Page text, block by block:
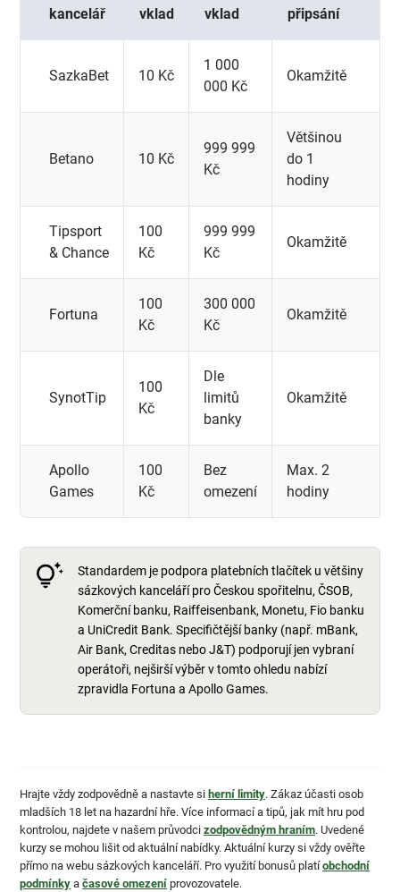
kancelář
vklad
vklad
připsání
SazkaBet 10 Kč
1 000
000 Kč
Okamžitě
Betano 10 Kč
999 999
Kč
Většinou
do 1
hodiny
Tipsport
& Chance
100
Kč
999 999
Kč
Okamžitě
Fortuna
100
Kč
300 000
Kč
Okamžitě
SynotTip
100
Kč
Dle
limitů
banky
Okamžitě
Apollo
Games
100
Kč
Bez
omezení
Max. 2
hodiny
Standardem je podpora platebních tlačítek u většiny
sázkových kanceláří pro Českou spořitelnu, ČSOB,
Komerční banku, Raiffeisenbank, Monetu, Fio banku
a UniCredit Bank. Specifičtější banky (např. mBank,
Air Bank, Creditas nebo J&T) podporují jen vybraní
operátoři, nejširší výběr v tomto ohledu nabízí
zpravidla Fortuna a Apollo Games.
Hrajte vždy zodpovědně a nastavte si herní limity. Zákaz účasti osob
mladších 18 let na hazardní hře. Více informací a tipů, jak mít hru pod
kontrolou, najdete v našem průvodci zodpovědným hraním. Uvedené
kurzy se mohou lišit od aktuální nabídky. Aktuální kurzy si vždy ověřte
přímo na webu sázkových kanceláří. Pro využití bonusů platíobchodní
podmínky a časové omezení provozovatele.